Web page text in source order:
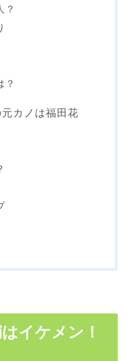
？
？
カノは福田花
イケメン！